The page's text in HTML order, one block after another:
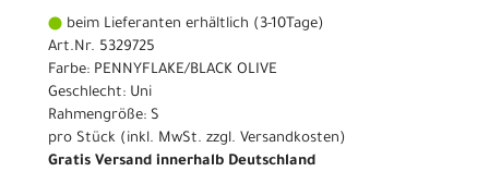
beim Lieferanten erhältlich (3-10Tage)
Art.Nr. 5329725
Farbe: PENNYFLAKE/BLACK OLIVE
Geschlecht: Uni
Rahmengröße: S
pro Stück (inkl. MwSt. zzgl. Versandkosten )
Gratis Versand innerhalb Deutschland